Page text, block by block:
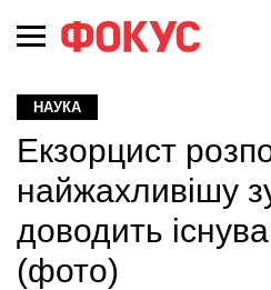
НАУКА
Екзорцист
найжахливішу
доводить
(фото)